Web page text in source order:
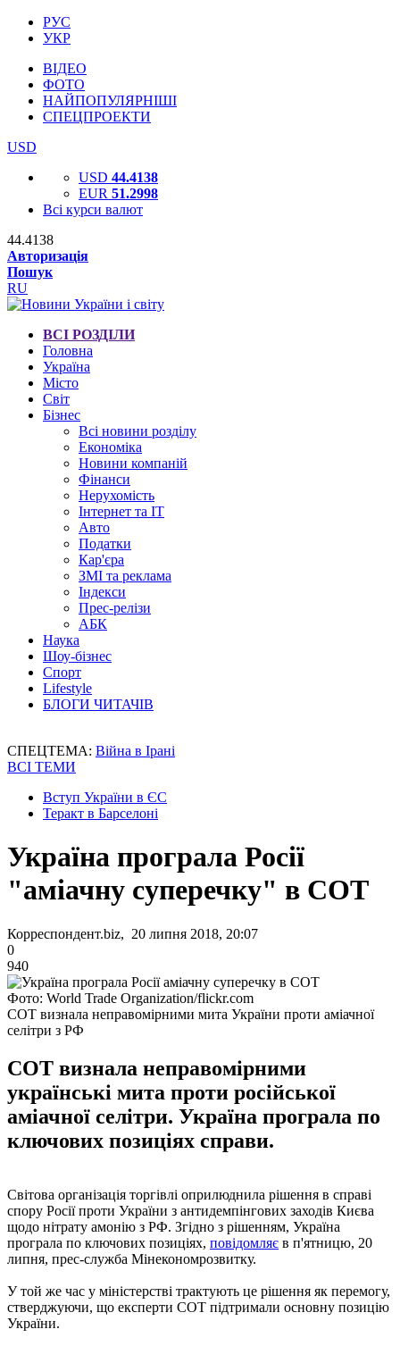
РУС
УКР
ВІДЕО
ФОТО
НАЙПОПУЛЯРНІШІ
СПЕЦПРОЕКТИ
USD
USD 44.4138
EUR 51.2998
Всі курси валют
44.4138
Авторизація
Пошук
RU
ВСІ РОЗДІЛИ
Головна
Україна
Місто
Світ
Бізнес
Всі новини розділу
Економіка
Новини компаній
Фінанси
Нерухомість
Інтернет та IT
Авто
Податки
Кар'єра
ЗМІ та реклама
Індекси
Прес-релізи
АБК
Наука
Шоу-бізнес
Спорт
Lifestyle
БЛОГИ ЧИТАЧІВ
СПЕЦТЕМА: Війна в Ірані
ВСІ ТЕМИ
Вступ України в ЄС
Теракт в Барселоні
Україна програла Росії
"аміачну суперечку" в СОТ
Корреспондент.biz, 20 липня 2018, 20:07
0
940
Фото: World Trade Organization/flickr.com
СОТ визнала неправомірними мита України проти аміачної
селітри з РФ
СОТ визнала неправомірними
українські мита проти російської
аміачної селітри. Україна програла по
ключових позиціях справи.
Світова організація торгівлі оприлюднила рішення в справі
спору Росії проти України з антидемпінгових заходів Києва
щодо нітрату амонію з РФ. Згідно з рішенням, Україна
програла по ключових позиціях, повідомляє в п'ятницю, 20
липня, прес-служба Мінекономрозвитку.
У той же час у міністерстві трактують це рішення як перемогу,
стверджуючи, що експерти СОТ підтримали основну позицію
України.